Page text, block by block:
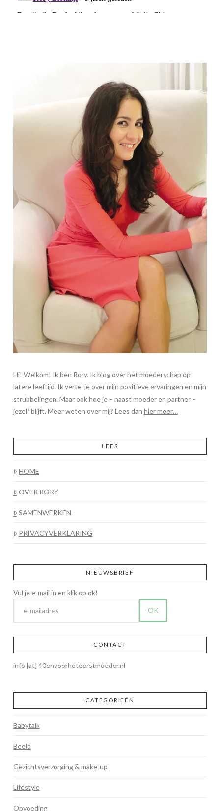
Hi! Welkom! Ik ben Rory. Ik blog over het moederschap op
latere leeftijd. Ik vertel je over mijn positieve ervaringen en mijn
strubbelingen. Maar ook hoe je – naast moeder en partner –
jezelf blijft. Meer weten over mij? Lees dan hier meer…
LEES
HOME
OVER RORY
SAMENWERKEN
PRIVACYVERKLARING
NIEUWSBRIEF
CONTACT
info [at] 40envoorheteerstmoeder.nl
CATEGORIEËN
Babytalk
Beeld
Gezichtsverzorging & make-up
Lifestyle
Opvoeding